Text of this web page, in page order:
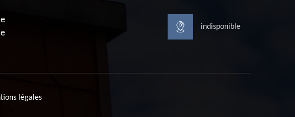
indisponible
légales